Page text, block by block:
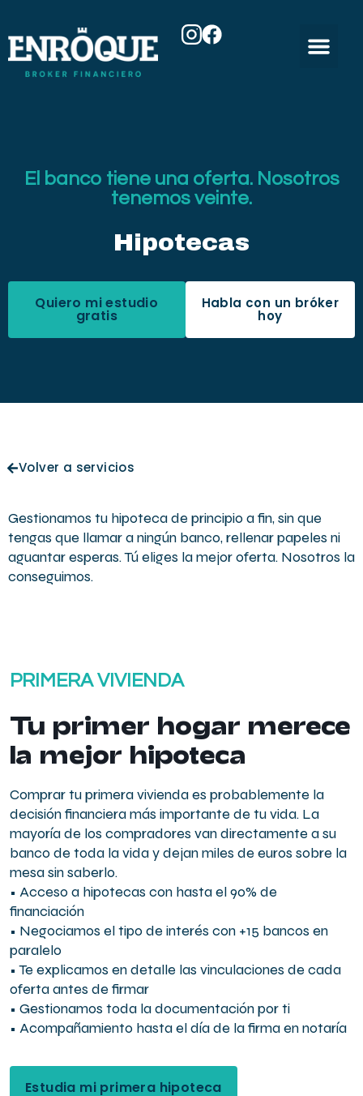
El banco tiene una oferta. Nosotros
tenemos veinte.
Hipotecas
Quiero mi estudio
gratis
Habla con un bróker
hoy
Volver a servicios
Gestionamos tu hipoteca de principio a fin, sin que
tengas que llamar a ningún banco, rellenar papeles ni
aguantar esperas. Tú eliges la mejor oferta. Nosotros la
conseguimos.
PRIMERA VIVIENDA
Tu primer hogar merece
la mejor hipoteca
Comprar tu primera vivienda es probablemente la
decisión financiera más importante de tu vida. La
mayoría de los compradores van directamente a su
banco de toda la vida y dejan miles de euros sobre la
mesa sin saberlo.
• Acceso a hipotecas con hasta el 90% de
financiación
• Negociamos el tipo de interés con +15 bancos en
paralelo
• Te explicamos en detalle las vinculaciones de cada
oferta antes de firmar
• Gestionamos toda la documentación por ti
• Acompañamiento hasta el día de la firma en notaría
Estudia mi primera hipoteca